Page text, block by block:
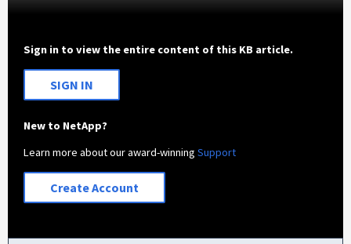
Sign in to view the entire content of this KB article.
SIGN IN
New to NetApp?
Learn more about our award-winningSupport
Create Account